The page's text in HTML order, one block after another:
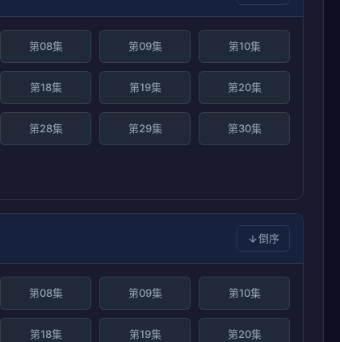
第08集 第09集 第10集
第18集 第19集 第20集
第28集 第29集 第30集
倒序
第08集 第09集 第10集
第18集 第19集 第20集